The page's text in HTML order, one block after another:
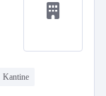
Kantine